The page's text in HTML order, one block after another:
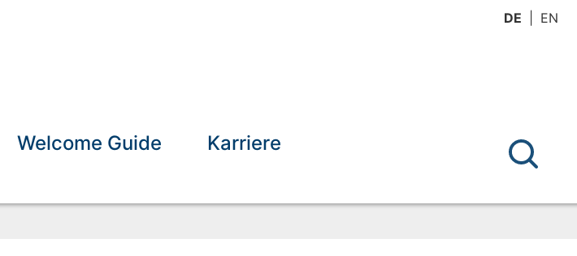
DE EN
Welcome Guide Karriere